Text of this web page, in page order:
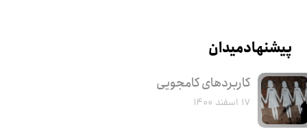
پیشنهاد میدان
کاربرد‌های کامجویی
۱۷ اسفند ۱۴۰۰